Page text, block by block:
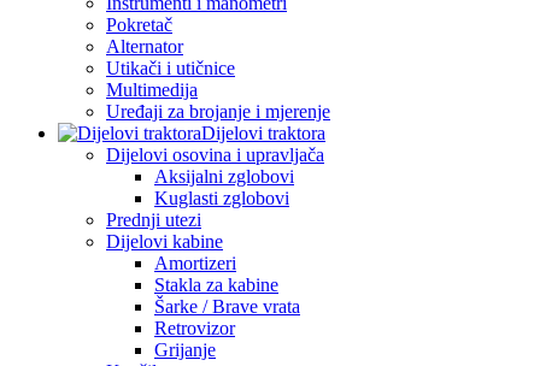
Pokretač
Alternator
Utikači i utičnice
Multimedija
Uređaji za brojanje i mjerenje
Dijelovi traktora
Dijelovi osovina i upravljača
Aksijalni zglobovi
Kuglasti zglobovi
Prednji utezi
Dijelovi kabine
Amortizeri
Stakla za kabine
Šarke / Brave vrata
Retrovizor
Grijanje